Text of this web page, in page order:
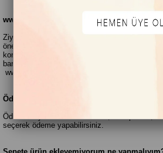
www.miabambim.com
‘dan alışveriş
Ziyaretçilerimizin kişisel bilgilerinin güvenliği
önemlidir. www.miabambim.com, kişisel
konusunda en üst güvenlik önlemlerini
bankalara şifreli bir şekilde gönderilmekte ve
www.miabambim.com tarafından
Ödeme sayfasında hangi yollarla ödeme
Ödeme sayfasından kredi kartı, hesap kartı,
seçerek ödeme yapabilirsiniz.